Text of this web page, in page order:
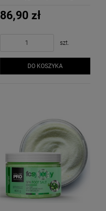
86,90 zł
szt.
DO KOSZYKA